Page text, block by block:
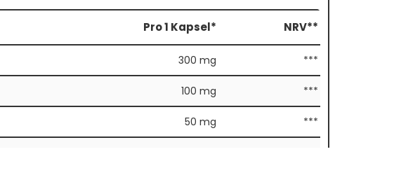
Pro 1 Kapsel* NRV**
300 mg ***
100 mg ***
50 mg ***